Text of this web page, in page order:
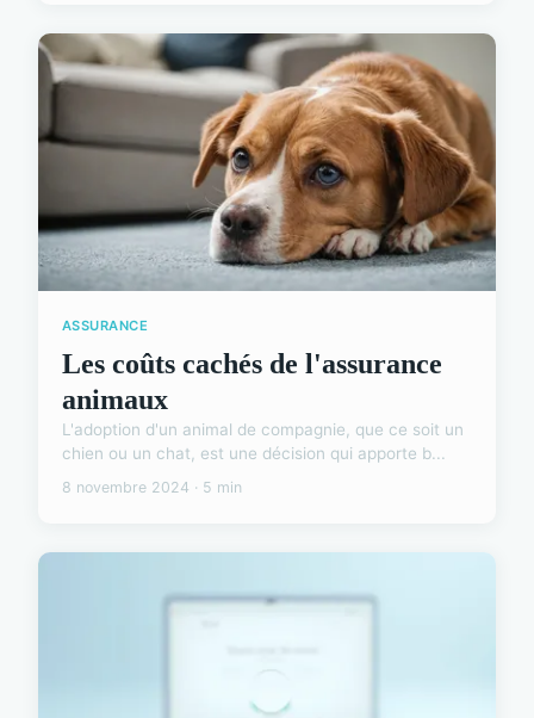
ASSURANCE
Les coûts cachés de l'assurance
animaux
L'adoption d'un animal de compagnie, que ce soit un
chien ou un chat, est une décision qui apporte b...
8 novembre 2024 · 5 min